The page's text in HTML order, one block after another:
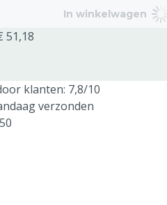
In winkelwagen
51,18
klanten: 7,8/10
verzonden